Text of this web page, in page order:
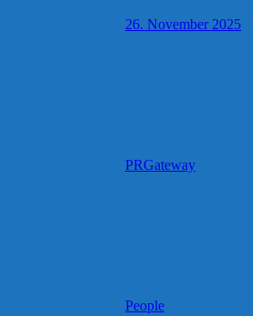
26. November 2025
PRGateway
People